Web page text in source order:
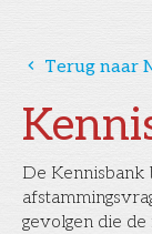
De
gevolgen die
󰅁 Terug naar